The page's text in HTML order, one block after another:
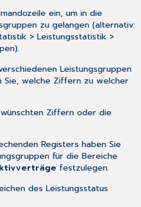
ein, um in die
zu gelangen (alternativ:
> Leistungsstatistik >
Leistungsgruppen
welche Ziffern zu welcher
Ziffern oder die
Registers haben Sie
für die Bereiche
festzulegen.
des Leistungsstatus